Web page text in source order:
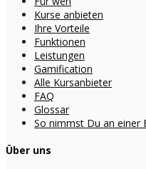
Kurse anbieten
Ihre Vorteile
Funktionen
Leistungen
Gamification
Alle Kursanbieter
FAQ
Glossar
So nimmst Du an einer
Über uns